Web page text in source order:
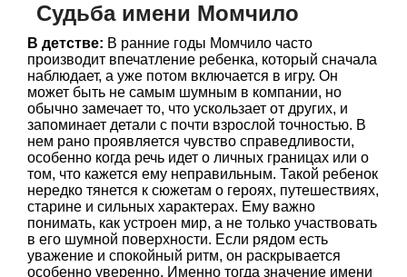
Судьба имени Момчило
В детстве: В ранние годы Момчило часто
производит впечатление ребенка, который сначала
наблюдает, а уже потом включается в игру. Он
может быть не самым шумным в компании, но
обычно замечает то, что ускользает от других, и
запоминает детали с почти взрослой точностью. В
нем рано проявляется чувство справедливости,
особенно когда речь идет о личных границах или о
том, что кажется ему неправильным. Такой ребенок
нередко тянется к сюжетам о героях, путешествиях,
старине и сильных характерах. Ему важно
понимать, как устроен мир, а не только участвовать
в его шумной поверхности. Если рядом есть
уважение и спокойный ритм, он раскрывается
особенно уверенно. Именно тогда значение имени